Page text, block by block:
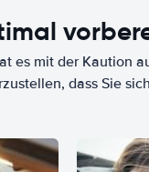
es mit der Kaution
dass Sie